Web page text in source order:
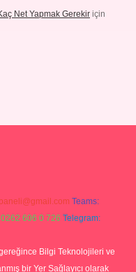
Net Yapmak Gerekir için
Teams:
606 0 726 Telegram:
Bilgi Teknolojileri ve
bir Yer Sağlayıcı olarak